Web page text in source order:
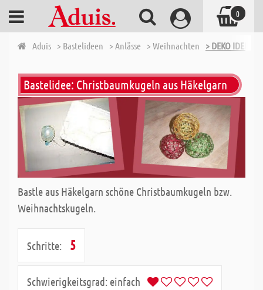
Aduis > Bastelideen > Anlässe > Weihnachten > DEKO IDEEN
Bastelidee: Christbaumkugeln aus Häkelgarn
Bastle aus Häkelgarn schöne Christbaumkugeln bzw.
Weihnachtskugeln.
Schritte: 5
Schwierigkeitsgrad: einfach
0